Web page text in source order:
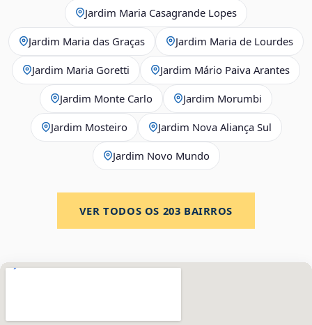
Jardim Maria Casagrande Lopes
Jardim Maria das Graças Jardim Maria de Lourdes
Jardim Maria Goretti Jardim Mário Paiva Arantes
Jardim Monte Carlo Jardim Morumbi
Jardim Mosteiro Jardim Nova Aliança Sul
Jardim Novo Mundo
VER TODOS OS 203 BAIRROS